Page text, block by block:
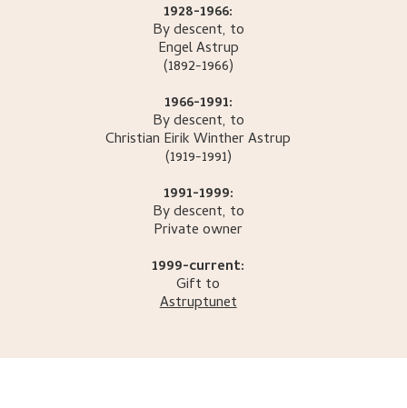
1928-1966:
By descent, to
EngelAstrup
(1892-1966)
1966-1991:
By descent, to
Christian Eirik WintherAstrup
(1919-1991)
1991-1999:
By descent, to
Private owner
1999-current:
Gift to
Astruptunet